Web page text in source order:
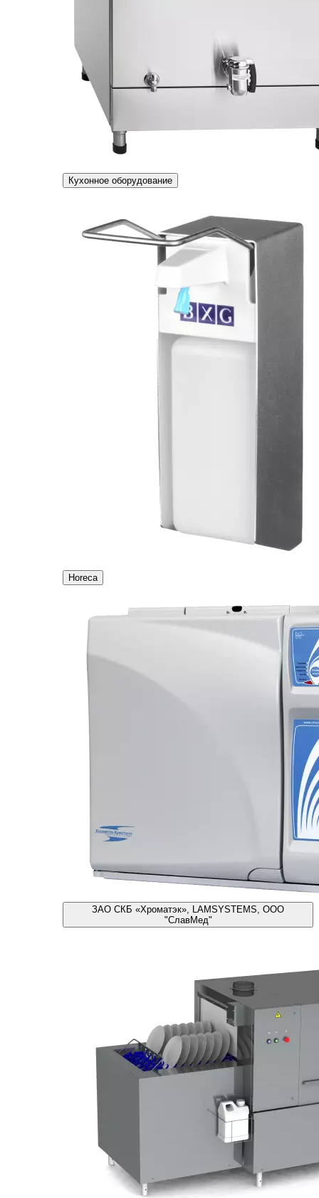
Кухонное оборудование
Horeca
ЗАО СКБ «Хроматэк», LAMSYSTEMS, ООО
"СлавМед"